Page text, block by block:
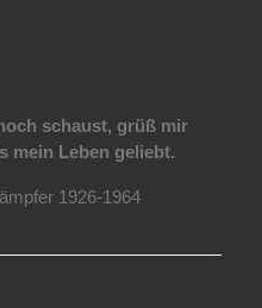
schaust, grüß mir
mein Leben geliebt.
1926-1964